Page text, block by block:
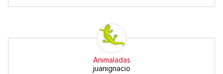
Animaladas
juanignacio